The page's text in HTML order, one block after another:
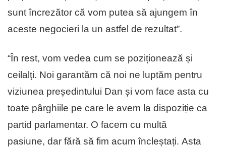
sunt încrezător că vom putea să ajungem în
aceste negocieri la un astfel de rezultat”.
“În rest, vom vedea cum se poziționează și
ceilalți. Noi garantăm că noi ne luptăm pentru
viziunea președintului Dan și vom face asta cu
toate pârghiile pe care le avem la dispoziție ca
partid parlamentar. O facem cu multă
pasiune, dar fără să fim acum încleștați. Asta